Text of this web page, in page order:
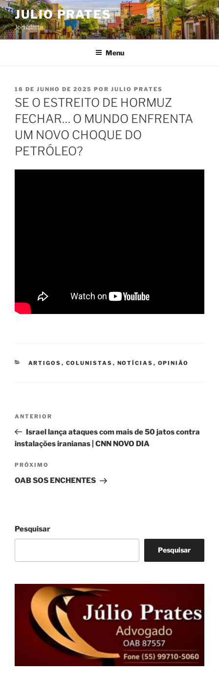
Pular
para
o
conteúdo
JULIO PRATES
Jornalista
Menu
PUBLICADO
EM
18 DE JUNHO DE 2025 POR JULIO PRATES
SE O ESTREITO DE HORMUZ
FECHAR… O MUNDO ENFRENTA
UM NOVO CHOQUE DO
PETRÓLEO?
CATEGORIAS
ARTIGOS , COLUNISTAS , NOTÍCIAS , OPINIÃO
Post
Post
anterior
ANTERIOR
Israel lança ataques com mais de 50 jatos contra
instalações iranianas | CNN NOVO DIA
Próximo
post
PRÓXIMO
OAB SOS ENCHENTES
Pesquisar
Pesquisar